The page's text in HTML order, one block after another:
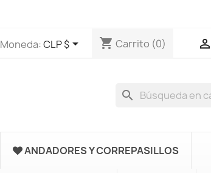
Moneda:CLP $ shopping_cart Carrito (0) 
search
ANDADORES Y CORREPASILLOS